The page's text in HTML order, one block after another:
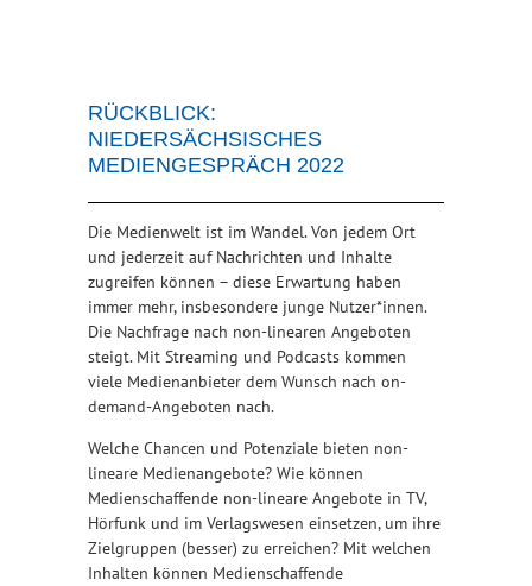
RÜCKBLICK:
NIEDERSÄCHSISCHES
MEDIENGESPRÄCH 2022
Die Medienwelt ist im Wandel. Von jedem Ort
und jederzeit auf Nachrichten und Inhalte
zugreifen können – diese Erwartung haben
immer mehr, insbesondere junge Nutzer*innen.
Die Nachfrage nach non-linearen Angeboten
steigt. Mit Streaming und Podcasts kommen
viele Medienanbieter dem Wunsch nach on-
demand-Angeboten nach.
Welche Chancen und Potenziale bieten non-
lineare Medienangebote? Wie können
Medienschaffende non-lineare Angebote in TV,
Hörfunk und im Verlagswesen einsetzen, um ihre
Zielgruppen (besser) zu erreichen? Mit welchen
Inhalten können Medienschaffende